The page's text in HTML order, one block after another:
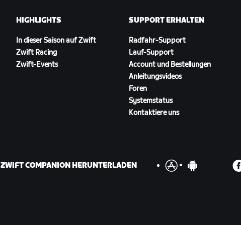
HIGHLIGHTS
In dieser Saison auf Zwift
Zwift Racing
Zwift-Events
SUPPORT ERHALTEN
Radfahr-Support
Lauf-Support
Account und Bestellungen
Anleitungsvideos
Foren
Systemstatus
Kontaktiere uns
ZWIFT COMPANION HERUNTERLADEN